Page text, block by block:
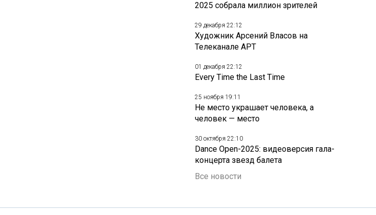
2025 собрала миллион зрителей
29 декабря 22:12
Художник Арсений Власов на
Телеканале АРТ
01 декабря 22:12
Every Time the Last Time
25 ноября 19:11
Не место украшает человека, а
человек — место
30 октября 22:10
Dance Open-2025: видеоверсия гала-
концерта звезд балета
Все новости